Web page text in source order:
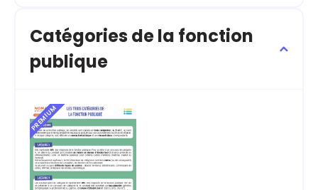
Catégories de la fonction
publique
PREMIUM